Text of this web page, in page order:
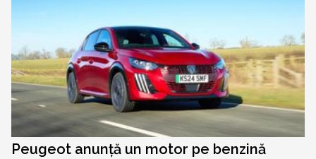
Peugeot anunță un motor pe benzină